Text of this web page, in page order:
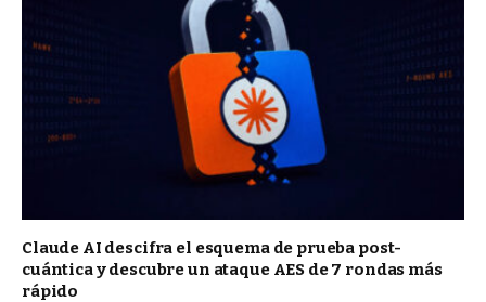
Claude AI descifra el esquema de prueba post-
cuántica y descubre un ataque AES de 7 rondas más
rápido